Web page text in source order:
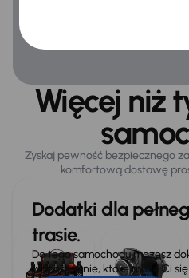
Więcej niż
Zyskaj pewność bezpiecznego
komfortową dostawę
Dodatki dla
trasie.
Do tego samochodu możesz
wyposażenie, które może Ci